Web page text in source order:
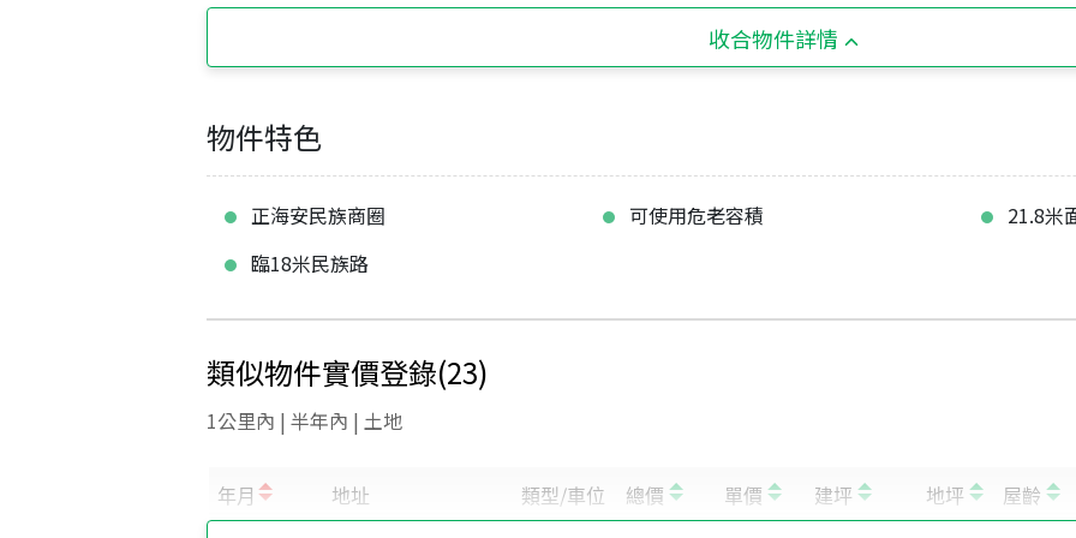
收合物件詳情
物件特色
正海安民族商圈 可使用危老容積
21.8米
臨18米民族路
類似物件實價登錄(23)
1公里內 | 半年內 | 土地